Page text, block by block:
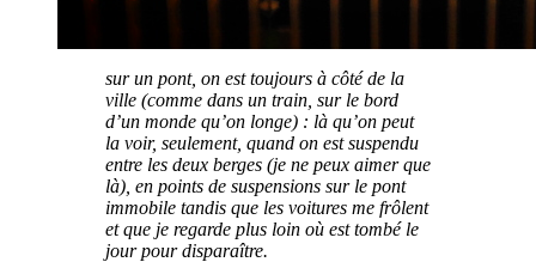
sur un pont, on est toujours à côté de la
ville (comme dans un train, sur le bord
d’un monde qu’on longe) : là qu’on peut
la voir, seulement, quand on est suspendu
entre les deux berges (je ne peux aimer que
là), en points de suspensions sur le pont
immobile tandis que les voitures me frôlent
et que je regarde plus loin où est tombé le
jour pour disparaître.